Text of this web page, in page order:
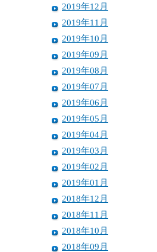
2019年12月
2019年11月
2019年10月
2019年09月
2019年08月
2019年07月
2019年06月
2019年05月
2019年04月
2019年03月
2019年02月
2019年01月
2018年12月
2018年11月
2018年10月
2018年09月